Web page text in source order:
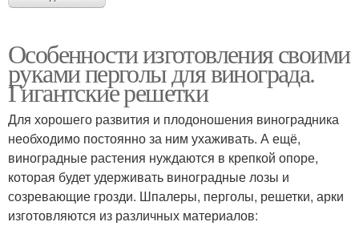
Особенности изготовления своими
руками перголы для винограда.
Гигантские решетки
Для хорошего развития и плодоношения виноградника
необходимо постоянно за ним ухаживать. А ещё,
виноградные растения нуждаются в крепкой опоре,
которая будет удерживать виноградные лозы и
созревающие грозди. Шпалеры, перголы, решетки, арки
изготовляются из различных материалов: